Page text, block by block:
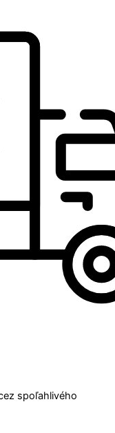
spoľahlivého